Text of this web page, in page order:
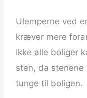
Ulemperne ved
kræver mere
Ikke alle boliger
sten, da stenene
tunge til boligen.